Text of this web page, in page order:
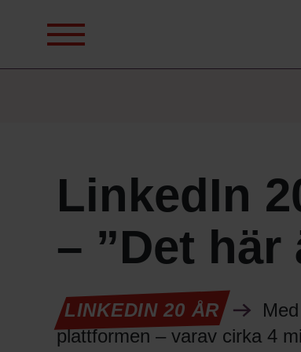
LinkedIn
– ”Det
LINKEDIN 20 ÅR
plattformen – varav cirka 4